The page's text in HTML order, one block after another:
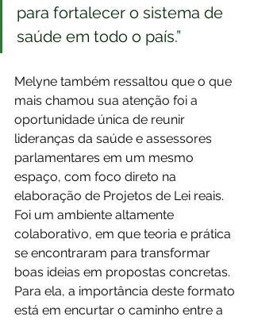
para fortalecer o sistema de
saúde em todo o país.”
Melyne também ressaltou que o que
mais chamou sua atenção foi a
oportunidade única de reunir
lideranças da saúde e assessores
parlamentares em um mesmo
espaço, com foco direto na
elaboração de Projetos de Lei reais.
Foi um ambiente altamente
colaborativo, em que teoria e prática
se encontraram para transformar
boas ideias em propostas concretas.
Para ela, a importância deste formato
está em encurtar o caminho entre a